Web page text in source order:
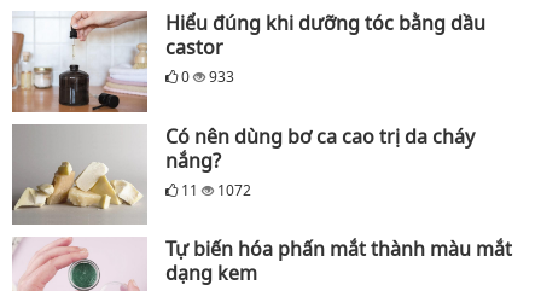
Hiểu đúng khi dưỡng tóc bằng dầu
castor
0 933
Có nên dùng bơ ca cao trị da cháy
nắng?
11 1072
Tự biến hóa phấn mắt thành màu mắt
dạng kem